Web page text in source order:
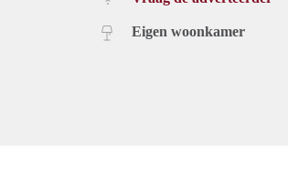
Eigen woonkamer